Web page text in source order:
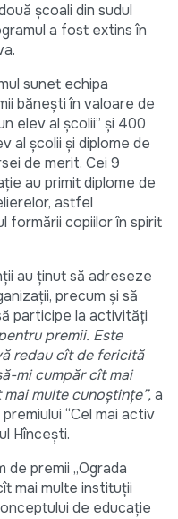
şcoali din sudul
a fost extins în
sunet echipa
bănești în valoare de
elev al școlii” și 400
al școlii și diplome de
de merit. Cei 9
au primit diplome de
astfel
formării copiilor în spirit
au ținut să adreseze
precum și să
participe la activități
premii. Este
redau cît de fericită
mi cumpăr cît mai
multe cunoștințe”,a
“Cel mai activ
Hîncești.
de premii „Ograda
mai multe instituţii
de educaţie